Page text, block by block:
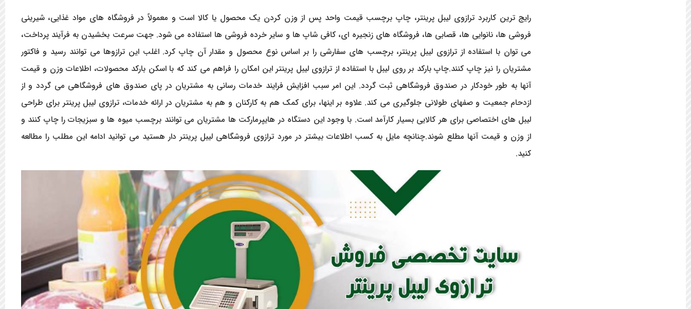
رایج ترین کاربرد ترازوی لیبل پرینتر، چاپ برچسب قیمت واحد پس از وزن کردن یک محصول یا کالا است و معمولاً در فروشگاه های مواد غذایی، شیرینی
فروشی ها، نانوایی ها، قصابی ها، فروشگاه های زنجیره ای، کافی شاپ ها و سایر خرده فروشی ها استفاده می شود. جهت سرعت بخشیدن به فرآیند پرداخت،
می توان با استفاده از ترازوی لیبل پرینتر، برچسب های سفارشی را بر اساس نوع محصول و مقدار آن چاپ کرد. اغلب این ترازوها می توانند رسید و فاکتور
مشتریان را نیز چاپ کنند.چاپ بارکد بر روی لیبل با استفاده از ترازوی لیبل پرینتر این امکان را فراهم می کند که با اسکن بارکد محصولات، اطلاعات وزن و قیمت
آنها به طور خودکار در صندوق فروشگاهی ثبت گردد. این امر سبب افزایش فرایند خدمات رسانی به مشتریان در پای صندوق های فروشگاهی می گردد و از
ازدحام جمعیت و صفهای طولانی جلوگیری می کند. علاوه بر اینها، برای کمک هم به کارکنان و هم به مشتریان در ارائه خدمات، ترازوی لیبل پرینتر برای طراحی
لیبل های اختصاصی برای هر کالایی بسیار کارآمد است. با وجود این دستگاه در هایپرمارکت ها مشتریان می توانند برچسب میوه ها و سبزیجات را چاپ کنند و
از وزن و قیمت آنها مطلع شوند.چنانچه مایل به کسب اطلاعات بیشتر در مورد ترازوی فروشگاهی لیبل پرینتر دار هستید می توانید ادامه این مطلب را مطالعه
کنید.